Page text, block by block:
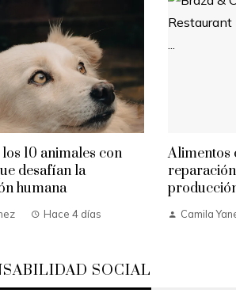
10 animales con
desafían la
humana
Hace 4 días
Alimentos
Camila
SOCIAL